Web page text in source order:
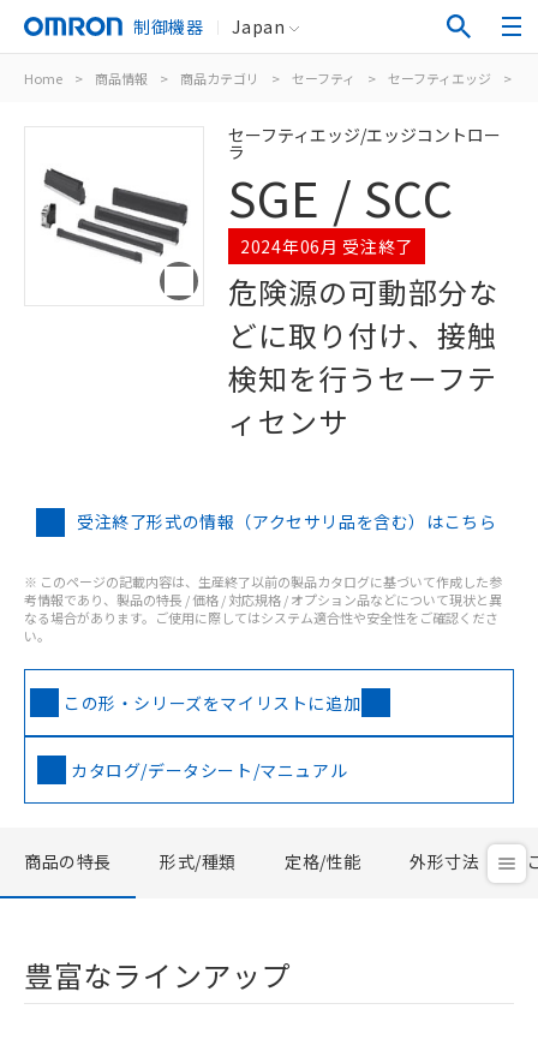
制御機器 Japan
Home > 商品情報 > 商品カテゴリ > セーフティ > セーフティエッジ >
セーフティエッジ/エッジコントロー
ラ
SGE / SCC
2024年06月 受注終了
危険源の可動部分な
どに取り付け、接触
検知を行うセーフテ
ィセンサ
受注終了形式の情報（アクセサリ品を含む）はこちら
※ このページの記載内容は、生産終了以前の製品カタログに基づいて作成した参
考情報であり、製品の特長 / 価格 / 対応規格 / オプション品などについて現状と異
なる場合があります。ご使用に際してはシステム適合性や安全性をご確認くださ
い。
この形・シリーズをマイリストに追加
カタログ/データシート/マニュアル
商品の特長 形式/種類 定格/性能 外形寸法
豊富なラインアップ